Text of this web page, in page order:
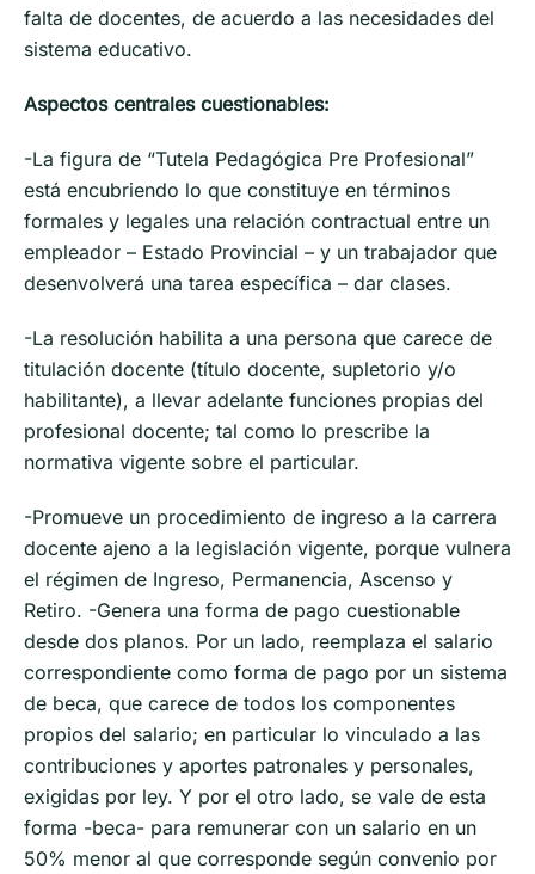
falta de docentes, de acuerdo a las necesidades del
sistema educativo.
Aspectos centrales cuestionables:
-La figura de “Tutela Pedagógica Pre Profesional”
está encubriendo lo que constituye en términos
formales y legales una relación contractual entre un
empleador – Estado Provincial – y un trabajador que
desenvolverá una tarea específica – dar clases.
-La resolución habilita a una persona que carece de
titulación docente (título docente, supletorio y/o
habilitante), a llevar adelante funciones propias del
profesional docente; tal como lo prescribe la
normativa vigente sobre el particular.
-Promueve un procedimiento de ingreso a la carrera
docente ajeno a la legislación vigente, porque vulnera
el régimen de Ingreso, Permanencia, Ascenso y
Retiro. -Genera una forma de pago cuestionable
desde dos planos. Por un lado, reemplaza el salario
correspondiente como forma de pago por un sistema
de beca, que carece de todos los componentes
propios del salario; en particular lo vinculado a las
contribuciones y aportes patronales y personales,
exigidas por ley. Y por el otro lado, se vale de esta
forma -beca- para remunerar con un salario en un
50% menor al que corresponde según convenio por